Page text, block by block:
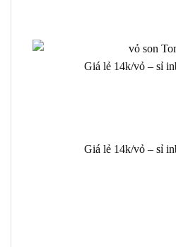
Giá lẻ 14k/vỏ – sỉ
Giá lẻ 14k/vỏ – sỉ